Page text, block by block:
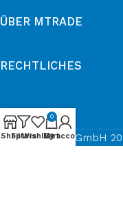
ÜBER MTRADE
RECHTLICHES
© mtrade GmbH
ShopFilters
Wishlist
0
Cart
My account